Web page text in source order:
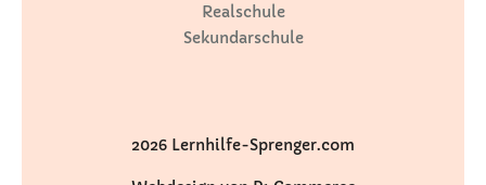
Realschule
Sekundarschule
2026 Lernhilfe-Sprenger.com